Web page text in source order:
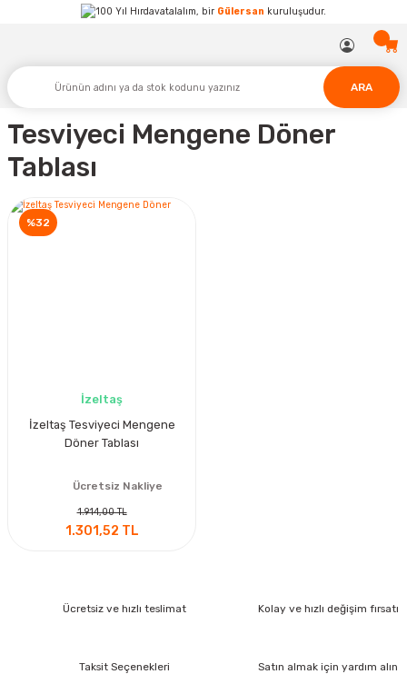
Hırdavatalalım, bir Gülersan kuruluşudur.
ARA
Tesviyeci Mengene Döner
Tablası
%32
İzeltaş
İzeltaş Tesviyeci Mengene
Döner Tablası
Ücretsiz Nakliye
1.914,00 TL
1.301,52 TL
Ücretsiz ve hızlı teslimat Kolay ve hızlı değişim fırsatı
Taksit Seçenekleri Satın almak için yardım alın